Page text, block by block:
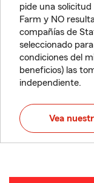
pide una
Farm y NO
compañías de
seleccionado
condiciones del
beneficios) las
independiente.
Vea